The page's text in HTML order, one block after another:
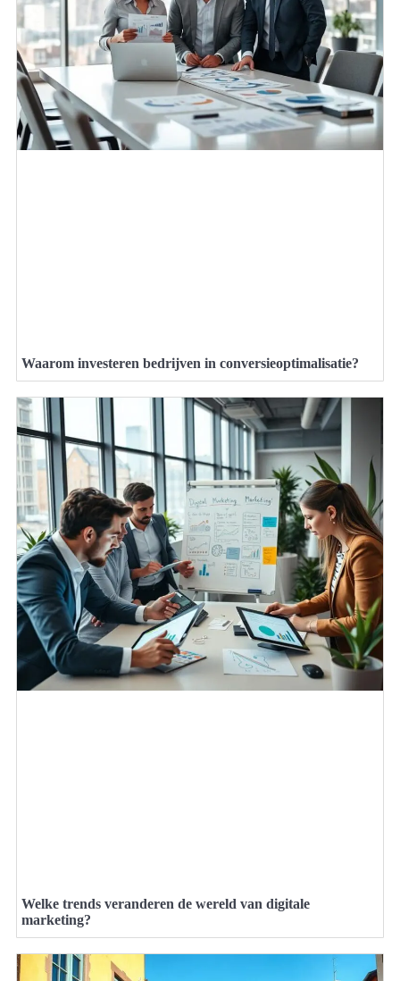
Waarom investeren bedrijven in conversieoptimalisatie?
Welke trends veranderen de wereld van digitale
marketing?